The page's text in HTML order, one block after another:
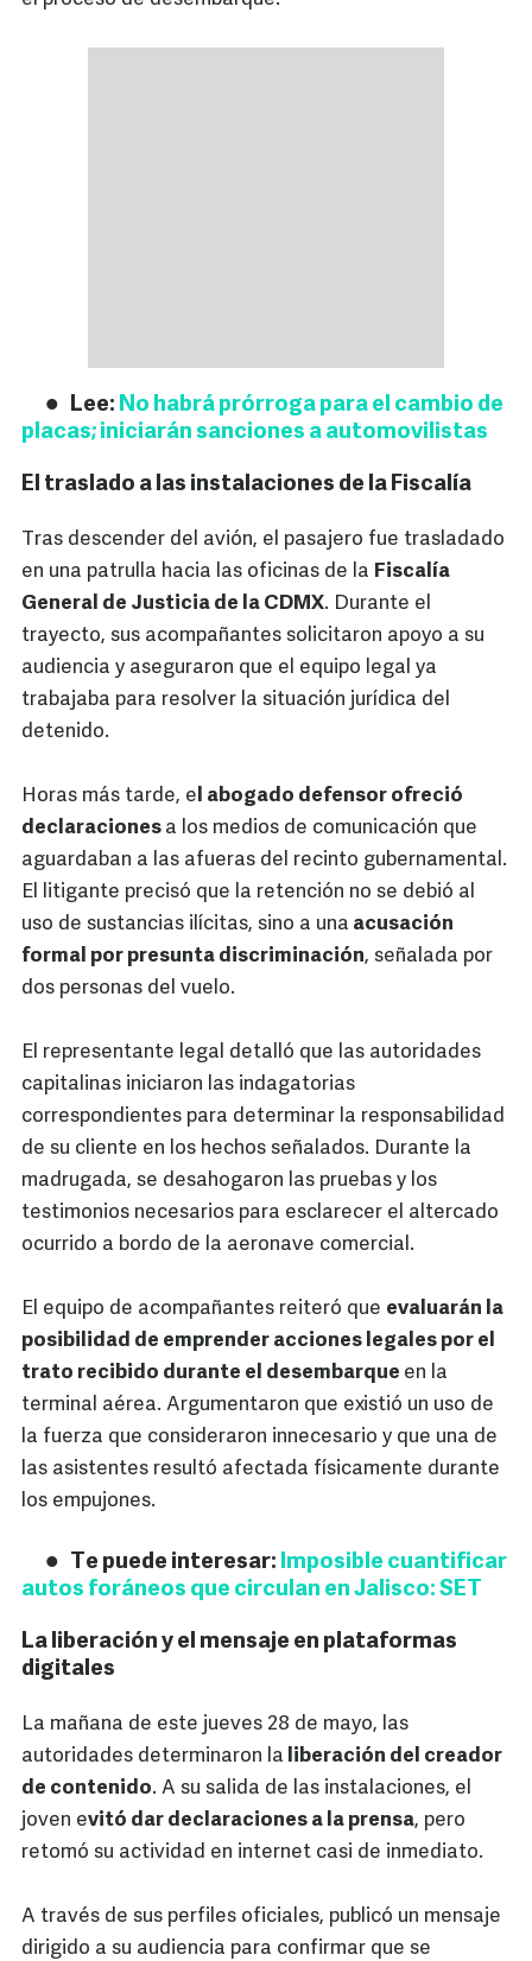
Lee: No habrá prórroga para el cambio de
placas; iniciarán sanciones a automovilistas
El traslado a las instalaciones de la Fiscalía
Tras descender del avión, el pasajero fue trasladado
en una patrulla hacia las oficinas de la Fiscalía
General de Justicia de la CDMX. Durante el
trayecto, sus acompañantes solicitaron apoyo a su
audiencia y aseguraron que el equipo legal ya
trabajaba para resolver la situación jurídica del
detenido.
Horas más tarde, el abogado defensor ofreció
declaraciones a los medios de comunicación que
aguardaban a las afueras del recinto gubernamental.
El litigante precisó que la retención no se debió al
uso de sustancias ilícitas, sino a una acusación
formal por presunta discriminación, señalada por
dos personas del vuelo.
El representante legal detalló que las autoridades
capitalinas iniciaron las indagatorias
correspondientes para determinar la responsabilidad
de su cliente en los hechos señalados. Durante la
madrugada, se desahogaron las pruebas y los
testimonios necesarios para esclarecer el altercado
ocurrido a bordo de la aeronave comercial.
El equipo de acompañantes reiteró que evaluarán la
posibilidad de emprender acciones legales por el
trato recibido durante el desembarque en la
terminal aérea. Argumentaron que existió un uso de
la fuerza que consideraron innecesario y que una de
las asistentes resultó afectada físicamente durante
los empujones.
Te puede interesar: Imposible cuantificar
autos foráneos que circulan en Jalisco: SET
La liberación y el mensaje en plataformas
digitales
La mañana de este jueves 28 de mayo, las
autoridades determinaron la liberación del creador
de contenido. A su salida de las instalaciones, el
joven evitó dar declaraciones a la prensa, pero
retomó su actividad en internet casi de inmediato.
A través de sus perfiles oficiales, publicó un mensaje
dirigido a su audiencia para confirmar que se